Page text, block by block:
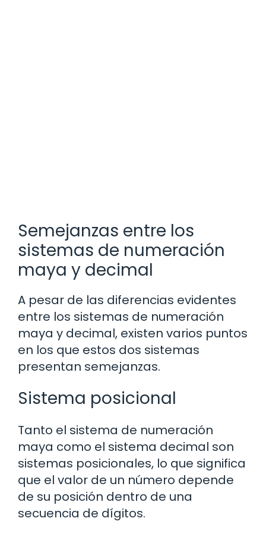
Semejanzas entre los
sistemas de numeración
maya y decimal
A pesar de las diferencias evidentes
entre los sistemas de numeración
maya y decimal, existen varios puntos
en los que estos dos sistemas
presentan semejanzas.
Sistema posicional
Tanto el sistema de numeración
maya como el sistema decimal son
sistemas posicionales, lo que significa
que el valor de un número depende
de su posición dentro de una
secuencia de dígitos.